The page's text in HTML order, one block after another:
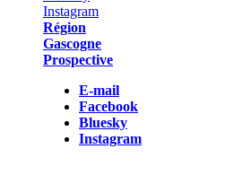
Région
Gascogne
Prospective
E-mail
Facebook
Bluesky
Instagram